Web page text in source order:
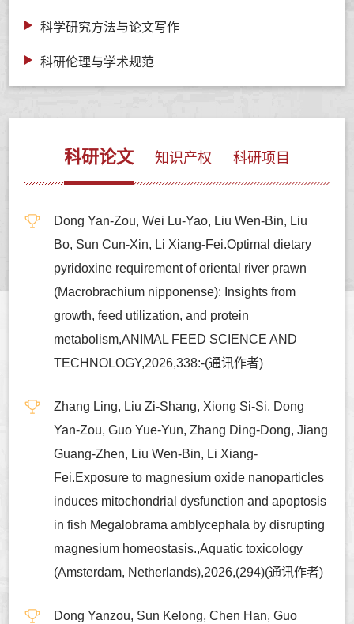
科学研究方法与论文写作
科研伦理与学术规范
科研论文 知识产权 科研项目
Dong Yan-Zou, Wei Lu-Yao, Liu Wen-Bin, Liu
Bo, Sun Cun-Xin, Li Xiang-Fei.Optimal dietary
pyridoxine requirement of oriental river prawn
(Macrobrachium nipponense): Insights from
growth, feed utilization, and protein
metabolism,ANIMAL FEED SCIENCE AND
TECHNOLOGY,2026,338:-(通讯作者)
Zhang Ling, Liu Zi-Shang, Xiong Si-Si, Dong
Yan-Zou, Guo Yue-Yun, Zhang Ding-Dong, Jiang
Guang-Zhen, Liu Wen-Bin, Li Xiang-
Fei.Exposure to magnesium oxide nanoparticles
induces mitochondrial dysfunction and apoptosis
in fish Megalobrama amblycephala by disrupting
magnesium homeostasis.,Aquatic toxicology
(Amsterdam, Netherlands),2026,(294)(通讯作者)
Dong Yanzou, Sun Kelong, Chen Han, Guo